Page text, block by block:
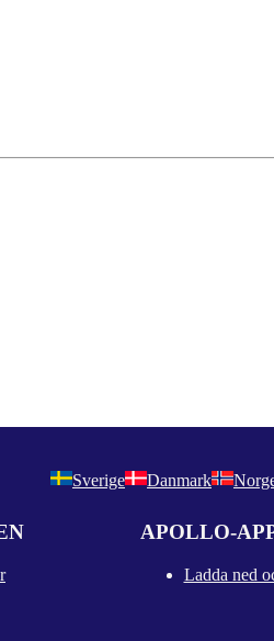
Sverige Danmark
APOLLO-
Ladda ned